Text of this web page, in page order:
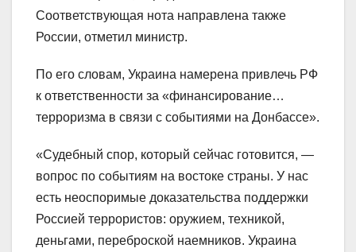
Соответствующая нота направлена также
России, отметил министр.
По его словам, Украина намерена привлечь РФ
к ответственности за «финансирование…
терроризма в связи с событиями на Донбассе».
«Судебный спор, который сейчас готовится, —
вопрос по событиям на востоке страны. У нас
есть неоспоримые доказательства поддержки
Россией террористов: оружием, техникой,
деньгами, переброской наемников. Украина